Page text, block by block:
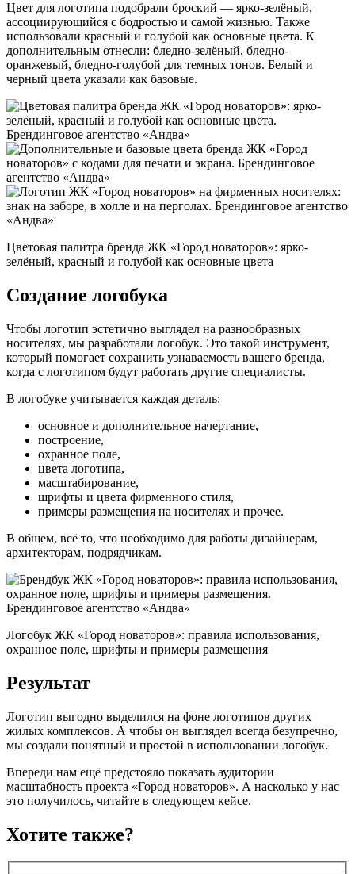
Цвет для логотипа подобрали броский — ярко-зелёный,
ассоциирующийся с бодростью и самой жизнью. Также
использовали красный и голубой как основные цвета. К
дополнительным отнесли: бледно-зелёный, бледно-
оранжевый, бледно-голубой для темных тонов. Белый и
черный цвета указали как базовые.
Цветовая палитра бренда ЖК «Город новаторов»: ярко-
зелёный, красный и голубой как основные цвета
Создание логобука
Чтобы логотип эстетично выглядел на разнообразных
носителях, мы разработали логобук. Это такой инструмент,
который помогает сохранить узнаваемость вашего бренда,
когда с логотипом будут работать другие специалисты.
В логобуке учитывается каждая деталь:
основное и дополнительное начертание,
построение,
охранное поле,
цвета логотипа,
масштабирование,
шрифты и цвета фирменного стиля,
примеры размещения на носителях и прочее.
В общем, всё то, что необходимо для работы дизайнерам,
архитекторам, подрядчикам.
Логобук ЖК «Город новаторов»: правила использования,
охранное поле, шрифты и примеры размещения
Результат
Логотип выгодно выделился на фоне логотипов других
жилых комплексов. А чтобы он выглядел всегда безупречно,
мы создали понятный и простой в использовании логобук.
Впереди нам ещё предстояло показать аудитории
масштабность проекта «Город новаторов». А насколько у нас
это получилось, читайте в следующем кейсе.
Хотите также?